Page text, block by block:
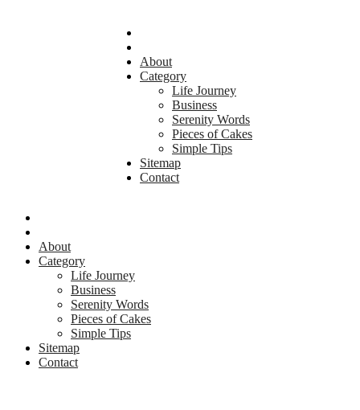
About
Category
Life Journey
Business
Serenity Words
Pieces of Cakes
Simple Tips
Sitemap
Contact
About
Category
Life Journey
Business
Serenity Words
Pieces of Cakes
Simple Tips
Sitemap
Contact